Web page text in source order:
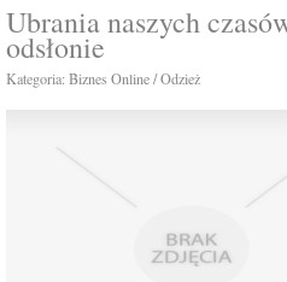
Ubrania naszych
odsłonie
Kategoria: Biznes Online / Odzież